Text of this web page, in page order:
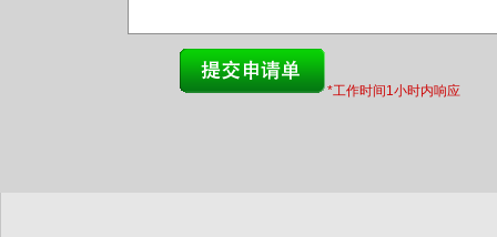
*工作时间1小时内响应